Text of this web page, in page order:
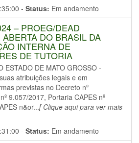
- Status: Em andamento
– PROEG/DEAD
DO BRASIL DA
INTERNA DE
DE TUTORIA
ESTADO DE MATO GROSSO -
atribuições legais e em
previstas no Decreto nº
9.057/2017, Portaria CAPES nº
n&or...[ Clique aqui para ver mais
- Status: Em andamento